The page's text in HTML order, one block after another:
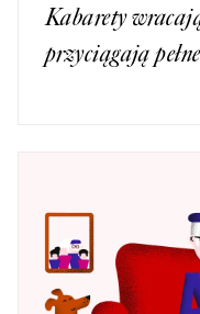
Kabarety
przyciągają